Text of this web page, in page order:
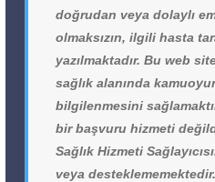
doğrudan veya dolaylı
olmaksızın, ilgili hasta
yazılmaktadır. Bu web
sağlık alanında
bilgilenmesini
bir başvuru hizmeti
Sağlık Hizmeti
veya desteklememektedir.